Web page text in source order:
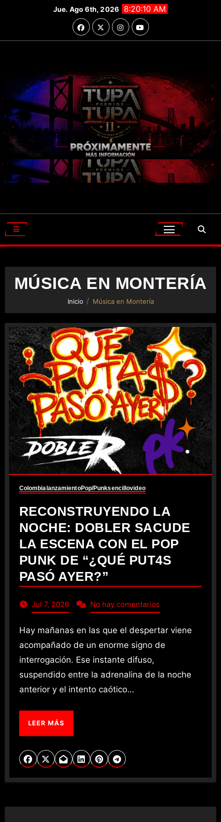
Jue. Ago 6th, 2026 8:20:11 AM
MÚSICA EN MONTERÍA
Inicio Música en Montería
ColombialanzamientoPop/Punksencillovideo
RECONSTRUYENDO LA
NOCHE: DOBLER SACUDE
LA ESCENA CON EL POP
PUNK DE “¿QUÉ PUT4S
PASÓ AYER?”
Jul 7, 2026 No hay comentarios
Hay mañanas en las que el despertar viene
acompañado de un enorme signo de
interrogación. Ese instante difuso,
suspendido entre la adrenalina de la noche
anterior y el intento caótico…
LEER MÁS